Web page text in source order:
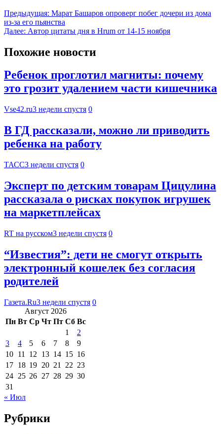
Предыдущая: Марат Башаров опроверг побег дочери из дома
из-за его пьянства
Далее: Автор цитаты дня в Hrum от 14-15 ноября
Похожие новости
Ребенок проглотил магниты: почему
это грозит удалением части кишечника
Vse42.ru3 недели спустя 0
В ГД рассказали, можно ли приводить
ребенка на работу
ТАСС3 недели спустя 0
Эксперт по детским товарам Цицулина
рассказала о рисках покупок игрушек
на маркетплейсах
RT на русском3 недели спустя 0
“Известия”: дети не смогут открыть
электронный кошелек без согласия
родителей
Газета.Ru3 недели спустя 0
Август 2026
Пн Вт Ср Чт Пт Сб Вс
1
2
3
4 5 6 7 8
9
10 11 12 13 14 15 16
17 18 19 20 21 22 23
24 25 26 27 28 29 30
31
« Июл
Рубрики